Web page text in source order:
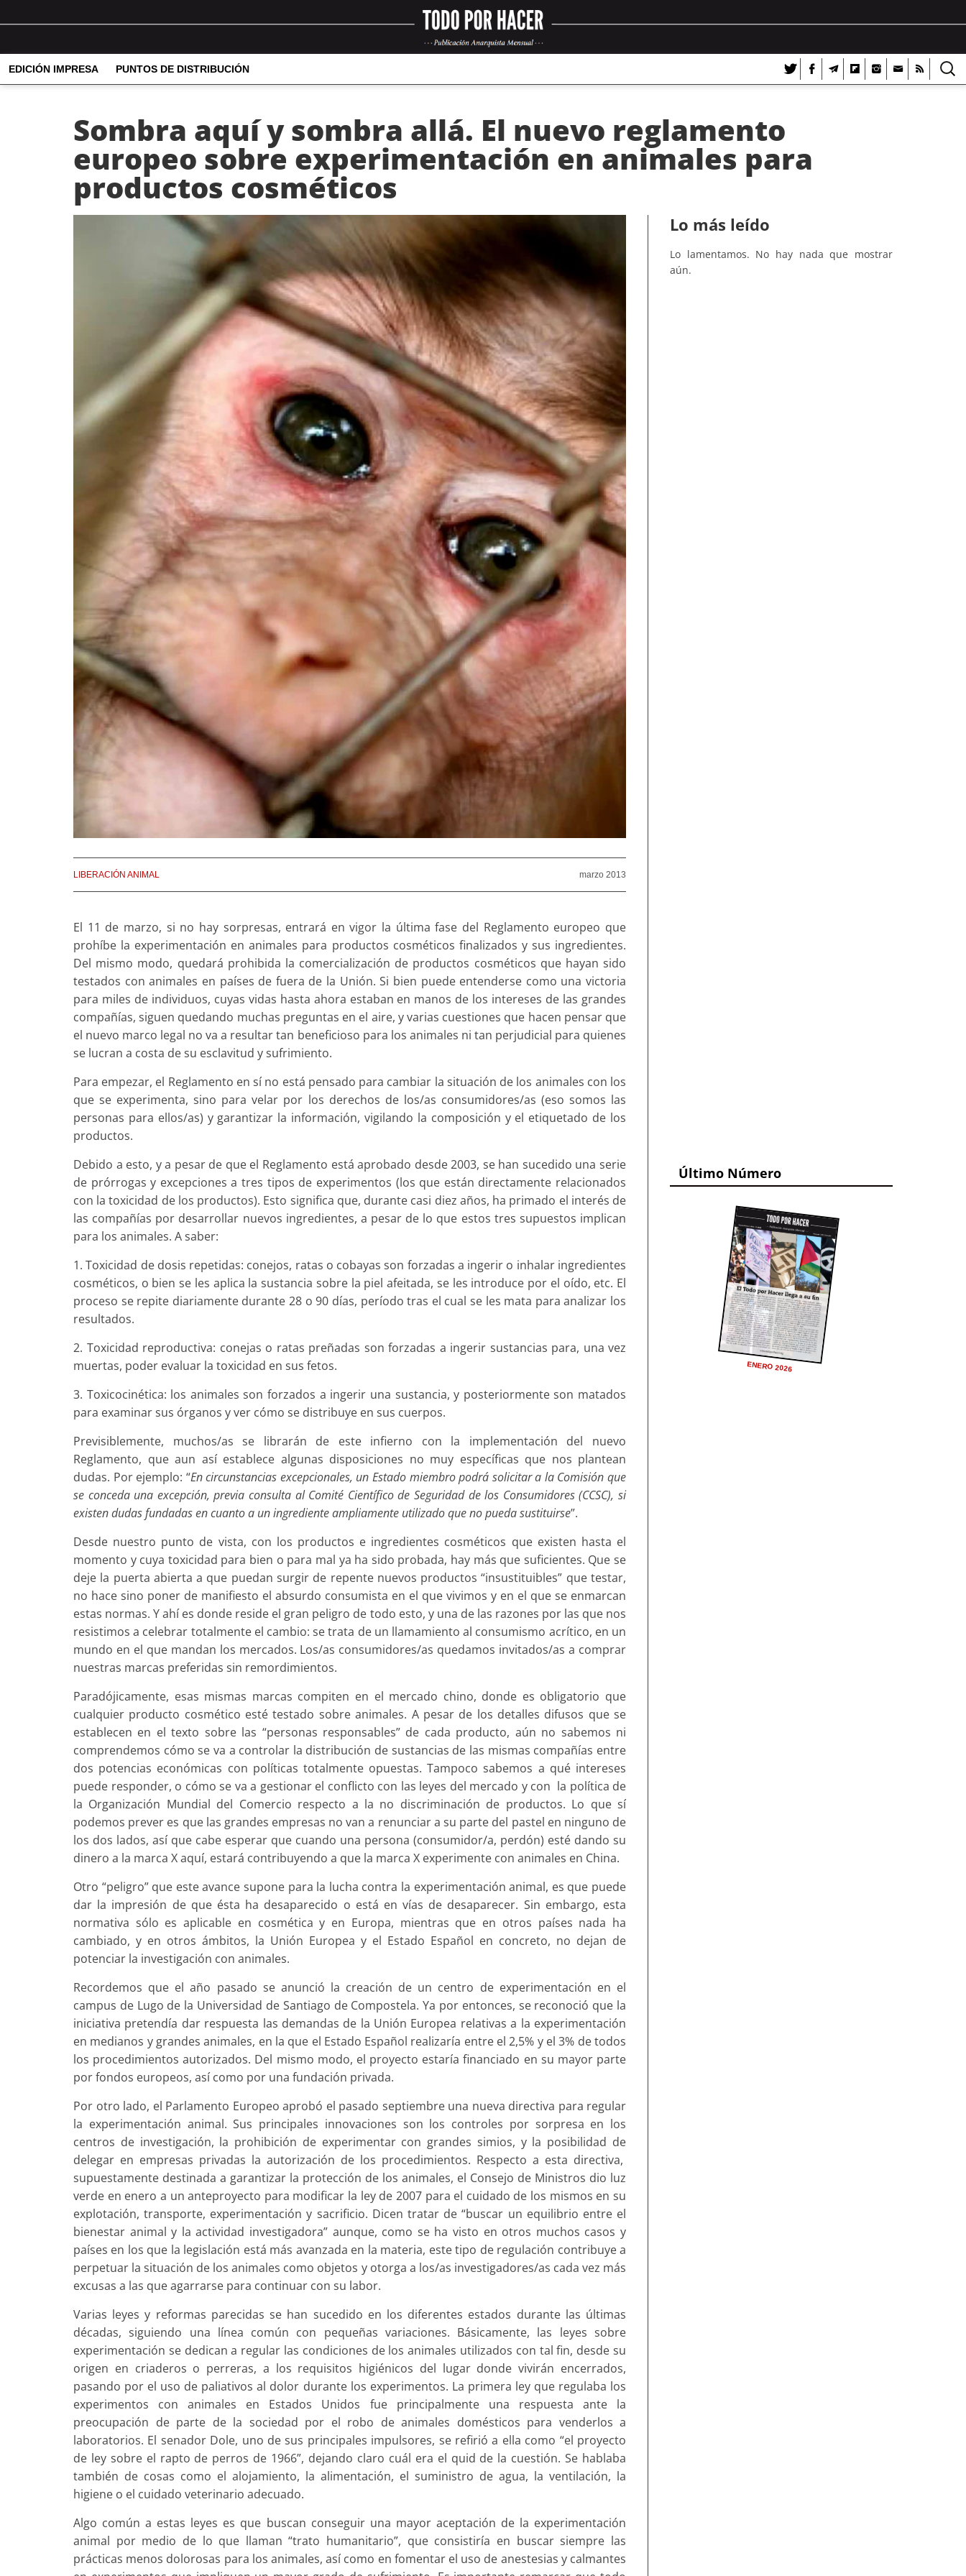
EDICIÓN IMPRESA PUNTOS DE DISTRIBUCIÓN
Sombra aquí y sombra allá. El nuevo reglamento
europeo sobre experimentación en animales para
productos cosméticos
marzo 2013
LIBERACIÓN ANIMAL
El 11 de marzo, si no hay sorpresas, entrará en vigor la última fase del Reglamento europeo que
prohíbe la experimentación en animales para productos cosméticos finalizados y sus ingredientes.
Del mismo modo, quedará prohibida la comercialización de productos cosméticos que hayan sido
testados con animales en países de fuera de la Unión. Si bien puede entenderse como una victoria
para miles de individuos, cuyas vidas hasta ahora estaban en manos de los intereses de las grandes
compañías, siguen quedando muchas preguntas en el aire, y varias cuestiones que hacen pensar que
el nuevo marco legal no va a resultar tan beneficioso para los animales ni tan perjudicial para quienes
se lucran a costa de su esclavitud y sufrimiento.
Para empezar, el Reglamento en sí no está pensado para cambiar la situación de los animales con los
que se experimenta, sino para velar por los derechos de los/as consumidores/as (eso somos las
personas para ellos/as) y garantizar la información, vigilando la composición y el etiquetado de los
productos.
Debido a esto, y a pesar de que el Reglamento está aprobado desde 2003, se han sucedido una serie
de prórrogas y excepciones a tres tipos de experimentos (los que están directamente relacionados
con la toxicidad de los productos). Esto significa que, durante casi diez años, ha primado el interés de
las compañías por desarrollar nuevos ingredientes, a pesar de lo que estos tres supuestos implican
para los animales. A saber:
1. Toxicidad de dosis repetidas: conejos, ratas o cobayas son forzadas a ingerir o inhalar ingredientes
cosméticos, o bien se les aplica la sustancia sobre la piel afeitada, se les introduce por el oído, etc. El
proceso se repite diariamente durante 28 o 90 días, período tras el cual se les mata para analizar los
resultados.
2. Toxicidad reproductiva: conejas o ratas preñadas son forzadas a ingerir sustancias para, una vez
muertas, poder evaluar la toxicidad en sus fetos.
3. Toxicocinética: los animales son forzados a ingerir una sustancia, y posteriormente son matados
para examinar sus órganos y ver cómo se distribuye en sus cuerpos.
Previsiblemente, muchos/as se librarán de este infierno con la implementación del nuevo
Reglamento, que aun así establece algunas disposiciones no muy específicas que nos plantean
dudas. Por ejemplo: “En circunstancias excepcionales, un Estado miembro podrá solicitar a la Comisión que
se conceda una excepción, previa consulta al Comité Científico de Seguridad de los Consumidores (CCSC), si
existen dudas fundadas en cuanto a un ingrediente ampliamente utilizado que no pueda sustituirse”.
Desde nuestro punto de vista, con los productos e ingredientes cosméticos que existen hasta el
momento y cuya toxicidad para bien o para mal ya ha sido probada, hay más que suficientes. Que se
deje la puerta abierta a que puedan surgir de repente nuevos productos “insustituibles” que testar,
no hace sino poner de manifiesto el absurdo consumista en el que vivimos y en el que se enmarcan
estas normas. Y ahí es donde reside el gran peligro de todo esto, y una de las razones por las que nos
resistimos a celebrar totalmente el cambio: se trata de un llamamiento al consumismo acrítico, en un
mundo en el que mandan los mercados. Los/as consumidores/as quedamos invitados/as a comprar
nuestras marcas preferidas sin remordimientos.
Paradójicamente, esas mismas marcas compiten en el mercado chino, donde es obligatorio que
cualquier producto cosmético esté testado sobre animales. A pesar de los detalles difusos que se
establecen en el texto sobre las “personas responsables” de cada producto, aún no sabemos ni
comprendemos cómo se va a controlar la distribución de sustancias de las mismas compañías entre
dos potencias económicas con políticas totalmente opuestas. Tampoco sabemos a qué intereses
puede responder, o cómo se va a gestionar el conflicto con las leyes del mercado y con la política de
la Organización Mundial del Comercio respecto a la no discriminación de productos. Lo que sí
podemos prever es que las grandes empresas no van a renunciar a su parte del pastel en ninguno de
los dos lados, así que cabe esperar que cuando una persona (consumidor/a, perdón) esté dando su
dinero a la marca X aquí, estará contribuyendo a que la marca X experimente con animales en China.
Otro “peligro” que este avance supone para la lucha contra la experimentación animal, es que puede
dar la impresión de que ésta ha desaparecido o está en vías de desaparecer. Sin embargo, esta
normativa sólo es aplicable en cosmética y en Europa, mientras que en otros países nada ha
cambiado, y en otros ámbitos, la Unión Europea y el Estado Español en concreto, no dejan de
potenciar la investigación con animales.
Recordemos que el año pasado se anunció la creación de un centro de experimentación en el
campus de Lugo de la Universidad de Santiago de Compostela. Ya por entonces, se reconoció que la
iniciativa pretendía dar respuesta las demandas de la Unión Europea relativas a la experimentación
en medianos y grandes animales, en la que el Estado Español realizaría entre el 2,5% y el 3% de todos
los procedimientos autorizados. Del mismo modo, el proyecto estaría financiado en su mayor parte
por fondos europeos, así como por una fundación privada.
Por otro lado, el Parlamento Europeo aprobó el pasado septiembre una nueva directiva para regular
la experimentación animal. Sus principales innovaciones son los controles por sorpresa en los
centros de investigación, la prohibición de experimentar con grandes simios, y la posibilidad de
delegar en empresas privadas la autorización de los procedimientos. Respecto a esta directiva,
supuestamente destinada a garantizar la protección de los animales, el Consejo de Ministros dio luz
verde en enero a un anteproyecto para modificar la ley de 2007 para el cuidado de los mismos en su
explotación, transporte, experimentación y sacrificio. Dicen tratar de “buscar un equilibrio entre el
bienestar animal y la actividad investigadora” aunque, como se ha visto en otros muchos casos y
países en los que la legislación está más avanzada en la materia, este tipo de regulación contribuye a
perpetuar la situación de los animales como objetos y otorga a los/as investigadores/as cada vez más
excusas a las que agarrarse para continuar con su labor.
Varias leyes y reformas parecidas se han sucedido en los diferentes estados durante las últimas
décadas, siguiendo una línea común con pequeñas variaciones. Básicamente, las leyes sobre
experimentación se dedican a regular las condiciones de los animales utilizados con tal fin, desde su
origen en criaderos o perreras, a los requisitos higiénicos del lugar donde vivirán encerrados,
pasando por el uso de paliativos al dolor durante los experimentos. La primera ley que regulaba los
experimentos con animales en Estados Unidos fue principalmente una respuesta ante la
preocupación de parte de la sociedad por el robo de animales domésticos para venderlos a
laboratorios. El senador Dole, uno de sus principales impulsores, se refirió a ella como “el proyecto
de ley sobre el rapto de perros de 1966”, dejando claro cuál era el quid de la cuestión. Se hablaba
también de cosas como el alojamiento, la alimentación, el suministro de agua, la ventilación, la
higiene o el cuidado veterinario adecuado.
Algo común a estas leyes es que buscan conseguir una mayor aceptación de la experimentación
animal por medio de lo que llaman “trato humanitario”, que consistiría en buscar siempre las
prácticas menos dolorosas para los animales, así como en fomentar el uso de anestesias y calmantes
Lo más leído
Lo lamentamos. No hay nada que mostrar
aún.
Último Número
ENERO 2026